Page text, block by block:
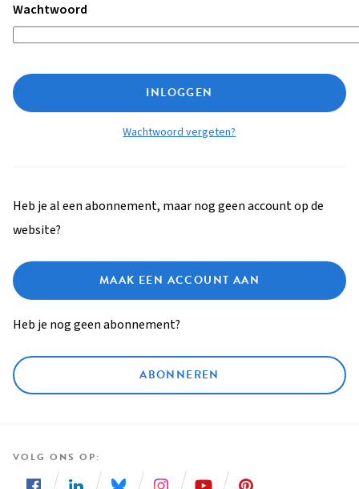
Wachtwoord
INLOGGEN
Wachtwoord vergeten?
Heb je al een abonnement, maar nog geen account op de
website?
MAAK EEN ACCOUNT AAN
Heb je nog geen abonnement?
ABONNEREN
VOLG ONS OP